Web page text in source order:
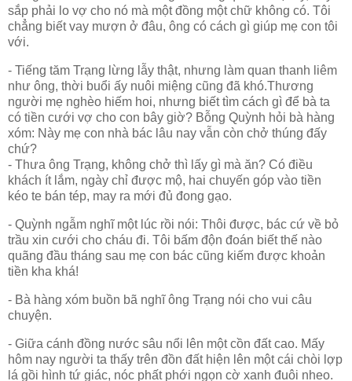
sắp phải lo vợ cho nó mà một đồng một chữ không có. Tôi
chẳng biết vay mượn ở đâu, ông có cách gì giúp mẹ con tôi
với.
- Tiếng tăm Trạng lừng lẫy thật, nhưng làm quan thanh liêm
như ông, thời buổi ấy nuôi miệng cũng đã khó.Thương
người mẹ nghèo hiếm hoi, nhưng biết tìm cách gì để bà ta
có tiền cưới vợ cho con bây giờ? Bỗng Quỳnh hỏi bà hàng
xóm: Này mẹ con nhà bác lâu nay vẫn còn chở thúng đấy
chứ?
- Thưa ông Trạng, không chở thì lấy gì mà ăn? Có điều
khách ít lắm, ngày chỉ được mộ, hai chuyến góp vào tiền
kéo te bán tép, may ra mới đủ đong gạo.
- Quỳnh ngẫm nghĩ một lúc rồi nói: Thôi được, bác cứ về bỏ
trầu xin cưới cho cháu đi. Tôi bấm độn đoán biết thế nào
quãng đầu tháng sau mẹ con bác cũng kiếm được khoản
tiền kha khá!
- Bà hàng xóm buồn bã nghĩ ông Trạng nói cho vui câu
chuyện.
- Giữa cánh đồng nước sâu nổi lên một cồn đất cao. Mấy
hôm nay người ta thấy trên đồn đất hiện lên một cái chòi lợp
lá gồi hình tứ giác, nóc phất phới ngọn cờ xanh đuôi nheo.